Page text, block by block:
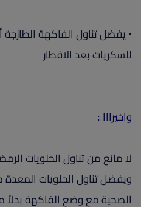
• يفضل تناول الفاكهة الطازجة
للسكريات بعد الافطار
واخيرااا :
لا مانع من تناول الحلويات
ويفضل تناول الحلويات
الصحية مع وضع الفاكهة بدلاً